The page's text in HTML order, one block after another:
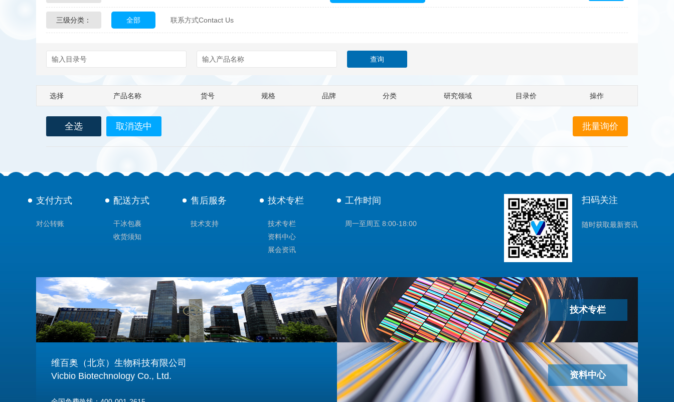
Affinity Biologicals Kingfisher Biotech
Berry & Associates Hybrid Plastics Milenia Biotec Sunrise Science
LGC Maine Standards
配送方式 售后服务
三级分类： 全部 联系方式Contact Us
选择 产品名称 货号 规格 品牌 分类 研究领域 目录价 操作
全选 取消选中
支付方式
对公转账
配送方式
干冰包裹
收货须知
售后服务
技术支持
技术专栏
技术专栏
资料中心
展会资讯
工作时间
周一至周五 8:00-18:00
扫码关注
随时获取最新资讯
维百奥（北京）生物科技有限公司
Vicbio Biotechnology Co., Ltd.
技术专栏
资料中心